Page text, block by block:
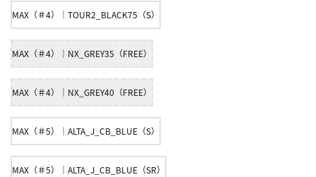
MAX（＃4）｜TOUR2_BLACK75（S）
MAX（＃4）｜NX_GREY35（FREE）
MAX（＃4）｜NX_GREY40（FREE）
MAX（＃5）｜ALTA_J_CB_BLUE（S）
MAX（＃5）｜ALTA_J_CB_BLUE（SR）